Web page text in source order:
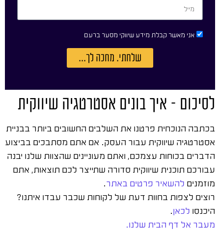
אני מאשר קבלת מידע שיווקי מסער ברעם
שלחתי. מחכה לך...
לסיכום – איך בונים אסטרטגיה שיווקית
בכתבה הנוכחית פרטנו את השלבים החשובים ביותר בבניית
אסטרטגיה שיווקית עבור העסק. אם אתם מסתבכים בביצוע
הדברים בכוחות עצמכם, ואתם מעוניינים שהצוות שלנו יבנה
עבורכם תוכנית שיווקית סדורה שתייצר לכם תוצאות, אתם
מוזמנים להשאיר פרטים באתר.
רוצים לצפות בחוות דעת של לקוחות שכבר עבדו איתנו?
היכנסו לכאן.
מעבר אל דף הבית שלנו.